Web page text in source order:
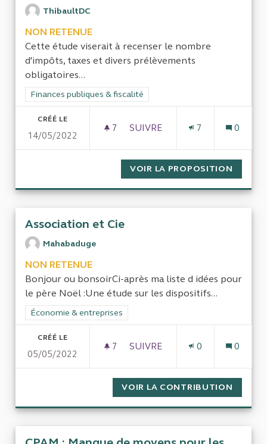
ThibaultDC
NON RETENUE
Cette étude viserait à recenser le nombre
d'impôts, taxes et divers prélèvements
obligatoires...
Filtrer les résultats de la catégorie : Finances publiques &
Finances publiques & fiscalité
CRÉÉ LE
14/05/2022
7 7 ABONNÉS
SUIVRE
7 0
VOIR LA PROPOSITION
Association et Cie
Mahabaduge
NON RETENUE
Bonjour ou bonsoirCi-après ma liste d idées pour
le père Noël :Une étude sur les dispositifs...
Filtrer les résultats de la catégorie : Économie & entreprises
Économie & entreprises
CRÉÉ LE
05/05/2022
7 7 ABONNÉS
SUIVRE
0 0
VOIR LA CONTRIBUTION